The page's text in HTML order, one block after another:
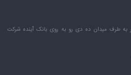
به طرف میدان ده دی رو به روی بانک ٱینده شرکت